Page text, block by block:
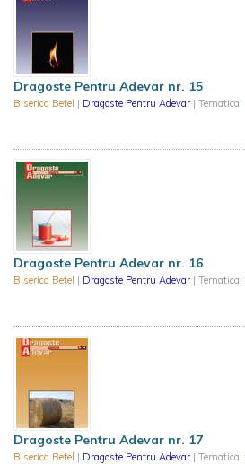
Dragoste Pentru Adevar nr. 15
Biserica Betel | Dragoste Pentru Adevar | Tematica:
Dragoste Pentru Adevar nr. 16
Biserica Betel | Dragoste Pentru Adevar | Tematica:
Dragoste Pentru Adevar nr. 17
Biserica Betel | Dragoste Pentru Adevar | Tematica: